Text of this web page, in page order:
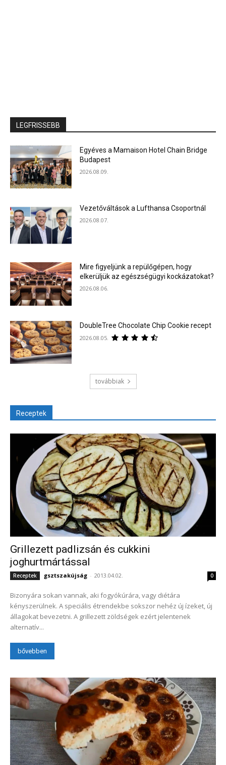
LEGFRISSEBB
Egyéves a Mamaison Hotel Chain Bridge
Budapest
2026.08.09.
Vezetőváltások a Lufthansa Csoportnál
2026.08.07.
Mire figyeljünk a repülőgépen, hogy
elkerüljük az egészségügyi kockázatokat?
2026.08.06.
DoubleTree Chocolate Chip Cookie recept
2026.08.05.
továbbiak
Receptek
Grillezett padlizsán és cukkini
joghurtmártással
Receptek gsztszakújság - 2013.04.02. 0
Bizonyára sokan vannak, aki fogyókúrára, vagy diétára
kényszerülnek. A speciális étrendekbe sokszor nehéz új ízeket, új
állagokat bevezetni. A grillezett zöldségek ezért jelentenek
alternatív...
bővebben